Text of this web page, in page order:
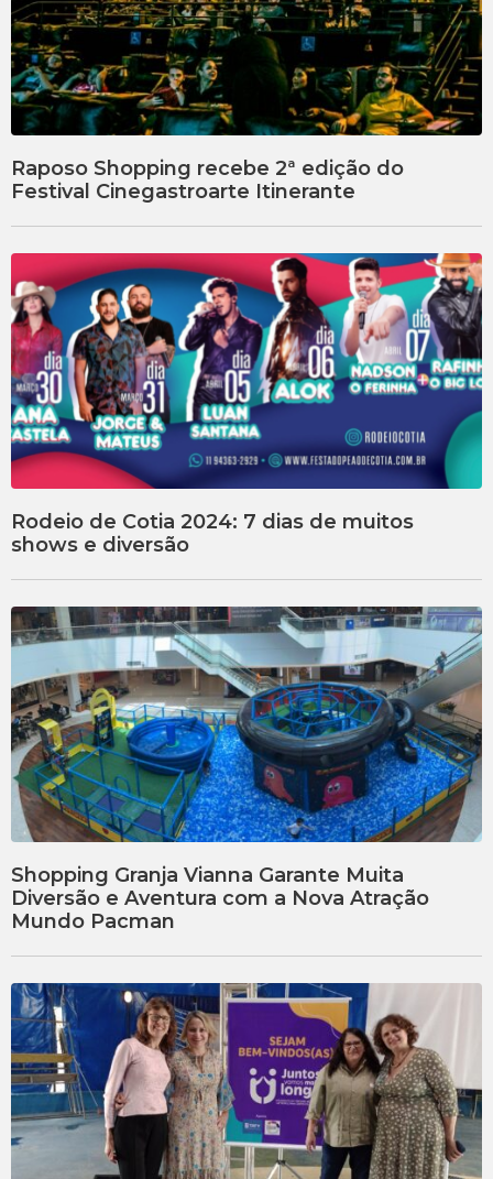
Raposo Shopping recebe 2ª edição do
Festival Cinegastroarte Itinerante
Rodeio de Cotia 2024: 7 dias de muitos
shows e diversão
Shopping Granja Vianna Garante Muita
Diversão e Aventura com a Nova Atração
Mundo Pacman